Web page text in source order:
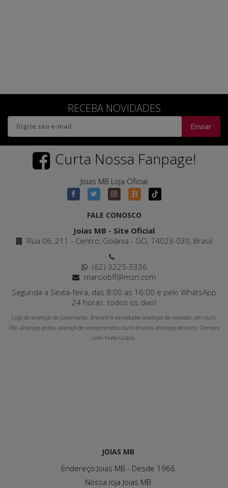
RECEBA NOVIDADES
Enviar
Curta Nossa Fanpage!
Joias MB Loja Oficial
JOIAS MB
Endereço Joias MB - Desde 1966
Nossa loja Joias MB
FALE CONOSCO
Joias MB - Site Oficial
Rua 06, 211 - Centro, Goiânia - GO, 74023-030, Brasil
(62) 3225-3336
marciobff@msn.com
Segunda a Sexta-feira, das 8:00 as 16:00 e pelo WhatsApp
24 horas. todos os dias!
Loja de alianças de casamento. Encontre variedades alianças de noivado: em ouro
18k, alianças prata, aliança de compromisso, ouro branco, alianças de ouro. Compre
com Frete Grátis.